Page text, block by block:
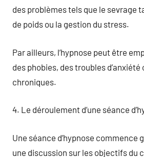
des problèmes tels que le sevrage
de poids ou la gestion du stress.
Par ailleurs, l’hypnose peut être
des phobies, des troubles d’anxiété
chroniques.
4. Le déroulement d’une séance
Une séance d’hypnose commence
une discussion sur les objectifs du